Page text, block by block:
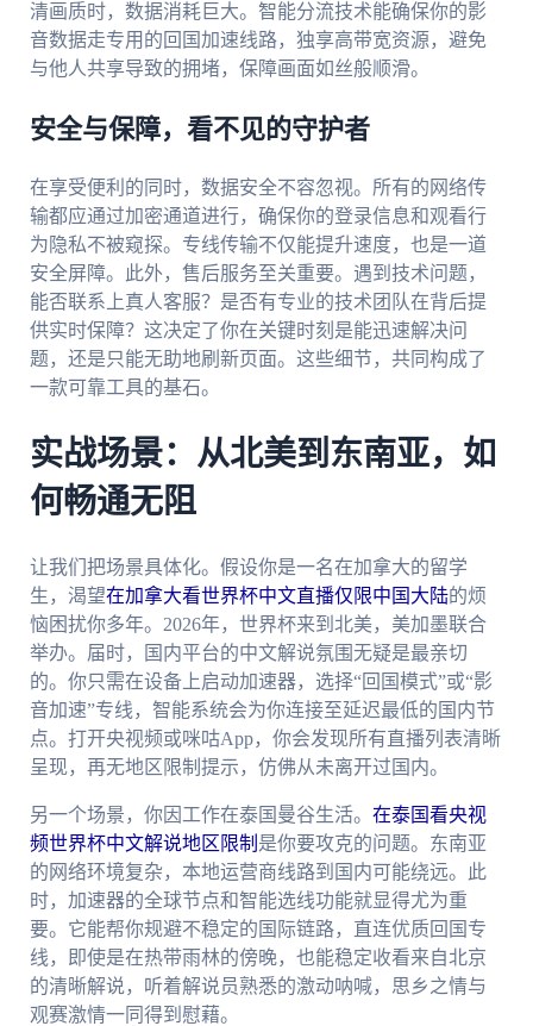
清画质时，数据消耗巨大。智能分流技术能确保你的影
音数据走专用的回国加速线路，独享高带宽资源，避免
与他人共享导致的拥堵，保障画面如丝般顺滑。
安全与保障，看不见的守护者
在享受便利的同时，数据安全不容忽视。所有的网络传
输都应通过加密通道进行，确保你的登录信息和观看行
为隐私不被窥探。专线传输不仅能提升速度，也是一道
安全屏障。此外，售后服务至关重要。遇到技术问题，
能否联系上真人客服？是否有专业的技术团队在背后提
供实时保障？这决定了你在关键时刻是能迅速解决问
题，还是只能无助地刷新页面。这些细节，共同构成了
一款可靠工具的基石。
实战场景：从北美到东南亚，如
何畅通无阻
让我们把场景具体化。假设你是一名在加拿大的留学
生，渴望在加拿大看世界杯中文直播仅限中国大陆的烦
恼困扰你多年。2026年，世界杯来到北美，美加墨联合
举办。届时，国内平台的中文解说氛围无疑是最亲切
的。你只需在设备上启动加速器，选择“回国模式”或“影
音加速”专线，智能系统会为你连接至延迟最低的国内节
点。打开央视频或咪咕App，你会发现所有直播列表清晰
呈现，再无地区限制提示，仿佛从未离开过国内。
另一个场景，你因工作在泰国曼谷生活。 在泰国看央视
频世界杯中文解说地区限制 是你要攻克的问题。东南亚
的网络环境复杂，本地运营商线路到国内可能绕远。此
时，加速器的全球节点和智能选线功能就显得尤为重
要。它能帮你规避不稳定的国际链路，直连优质回国专
线，即使是在热带雨林的傍晚，也能稳定收看来自北京
的清晰解说，听着解说员熟悉的激动呐喊，思乡之情与
观赛激情一同得到慰藉。